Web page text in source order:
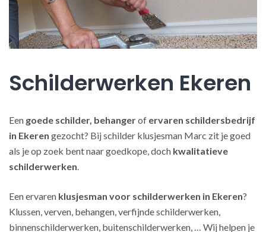
Schilderwerken Ekeren
Een goede schilder, behangerof ervaren schildersbedrijf
in Ekeren gezocht? Bij schilder klusjesman Marc zit je goed
als je op zoek bent naar goedkope, doch kwalitatieve
schilderwerken.
Een ervaren klusjesman voor schilderwerken in Ekeren?
Klussen, verven, behangen, verfijnde schilderwerken,
binnenschilderwerken, buitenschilderwerken, … Wij helpen je